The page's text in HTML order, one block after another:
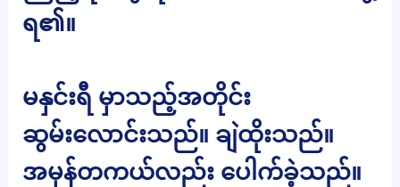
ရ၏။
မနှင်းရီ မှာသည့်အတိုင်း
ဆွမ်းလောင်းသည်။ ချဲထိုးသည်။
အမှန်တကယ်လည်း ပေါက်ခဲ့သည်။